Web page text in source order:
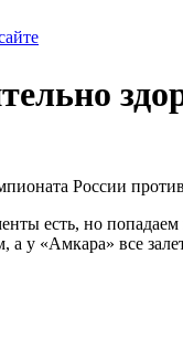
России
есть, но попадаем
«Амкара» все